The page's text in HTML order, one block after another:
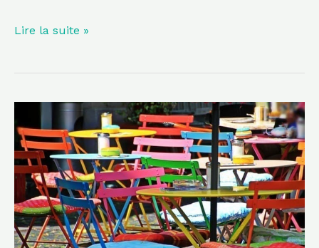
Lire la suite »
plan
:
la
cité
phocéenne
offre